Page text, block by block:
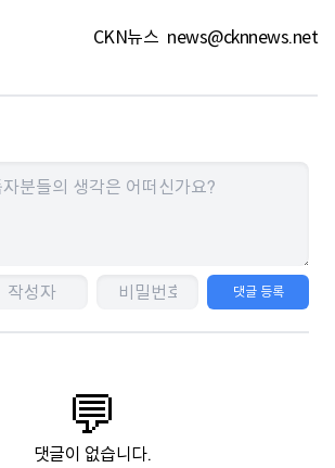
CKN뉴스 news@cknnews.net
댓글 등록
💬
댓글이 없습니다.